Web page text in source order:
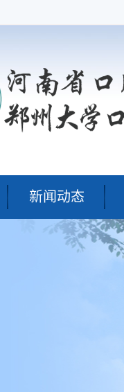
新闻动态